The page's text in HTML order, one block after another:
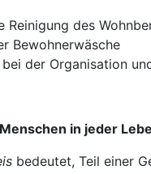
Reinigung des
Bewohnerwäsche
der Organisation
in jeder
bedeutet, Teil einer